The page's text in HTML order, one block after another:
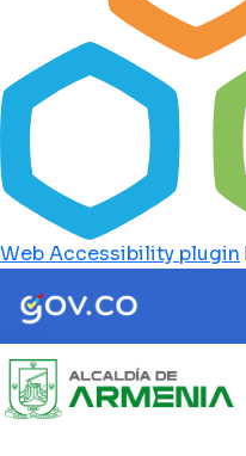
Web Accessibility plugin